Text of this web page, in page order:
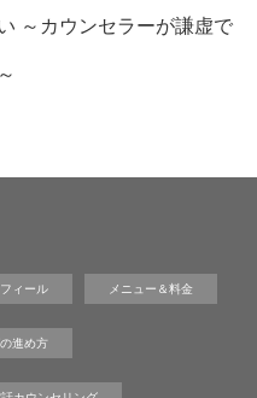
～カウンセラーが謙虚で
ィール メニュー＆料金
進め方